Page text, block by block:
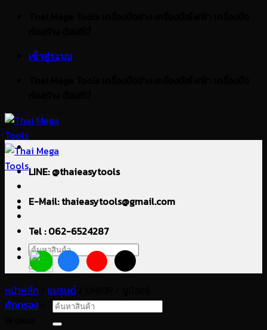
เข้าสู่ระบบ
ค้นหา:
ค้นหา:
LINE: @thaieasytools
E-Mail: thaieasytools@gmail.com
Tel : 062-6524287
หน้าหลัก แบรนด์
คัดกรอง